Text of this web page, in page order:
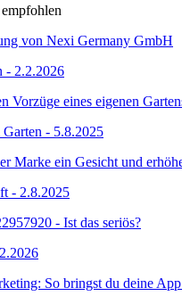
empfohlen
von Nexi Germany GmbH
- 2.2.2026
Vorzüge eines eigenen
- 5.8.2025
Marke ein Gesicht und
- 2.8.2025
- Ist das seriös?
So bringst du deine